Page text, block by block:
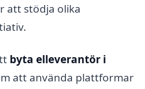
att stödja olika
byta elleverantör i
att använda plattformar